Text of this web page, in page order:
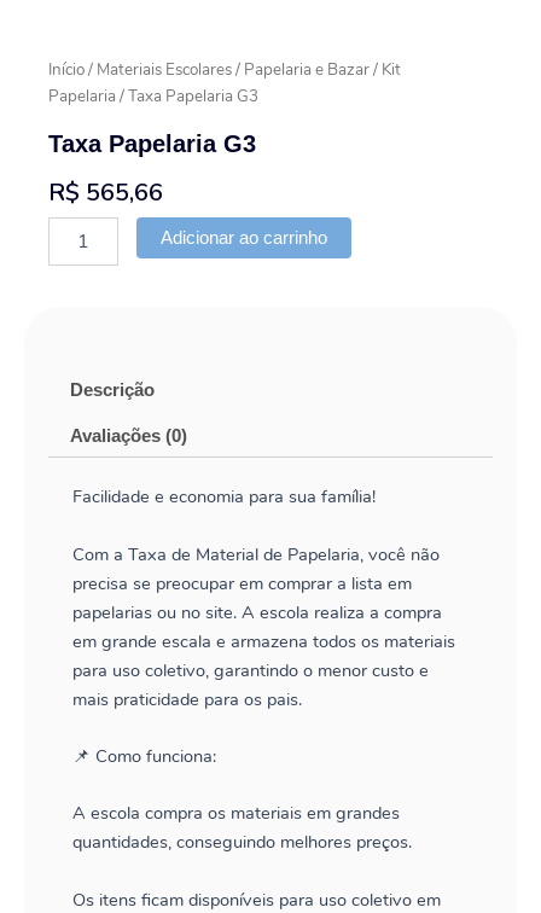
Início/ Materiais Escolares/ Papelaria e Bazar/ Kit
Papelaria / Taxa Papelaria G3
Taxa Papelaria G3
R$ 565,66
Papelaria
Adicionar ao carrinho
Descrição
Avaliações (0)
Facilidade e economia para sua família!
Com a Taxa de Material de Papelaria, você não
precisa se preocupar em comprar a lista em
papelarias ou no site. A escola realiza a compra
em grande escala e armazena todos os materiais
para uso coletivo, garantindo o menor custo e
mais praticidade para os pais.
📌 Como funciona:
A escola compra os materiais em grandes
quantidades, conseguindo melhores preços.
Os itens ficam disponíveis para uso coletivo em